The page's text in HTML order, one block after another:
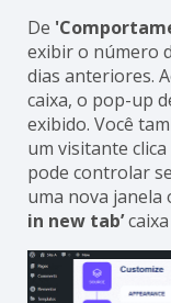
De
exibir o número
dias anteriores.
caixa, o pop-up
exibido. Você
um visitante
pode controlar
uma nova janela
in new tab’caixa